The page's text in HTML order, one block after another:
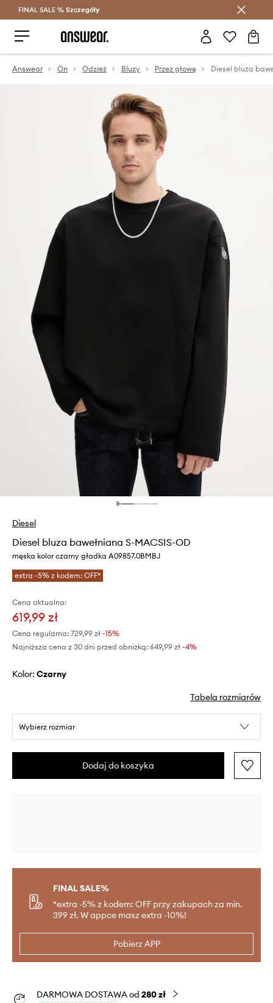
Oszczędzaj z Answear Club >
FINAL SALE % Szczegóły
Answear On Odzież Bluzy Przez głowę
Diesel
Diesel bluza bawełniana S-MACSIS-OD
męska kolor czarny gładka A09857.0BMBJ
extra -5% z kodem: OFF*
Cena aktualna:
619,99 zł
Cena regularna: 729,99 zł -15%
Najniższa cena z 30 dni przed obniżką: 649,99 zł -4%
Kolor: czarny
Tabela rozmiarów
Wybierz rozmiar
Dodaj do koszyka
FINAL SALE%
*extra -5% z kodem: OFF przy zakupach za min.
399 zł. W appce masz extra -10%!
Pobierz APP
DARMOWA DOSTAWA od 280 zł